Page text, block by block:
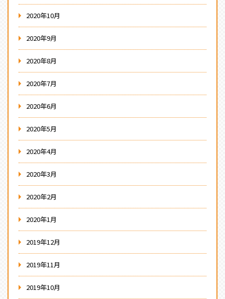
2020年10月
2020年9月
2020年8月
2020年7月
2020年6月
2020年5月
2020年4月
2020年3月
2020年2月
2020年1月
2019年12月
2019年11月
2019年10月